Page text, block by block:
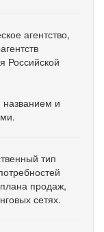
агентство,
Российской
и
тип
продаж,
сетях.